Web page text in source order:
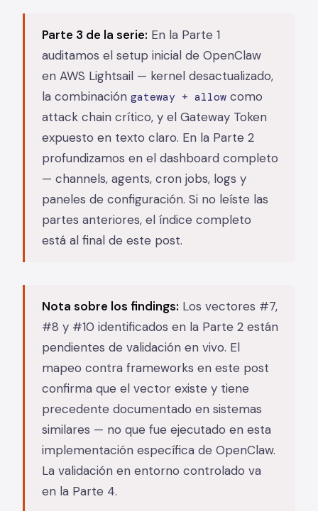
Parte 3 de la serie: En la Parte 1
auditamos el setup inicial de OpenClaw
en AWS Lightsail — kernel desactualizado,
la combinación gateway + allow como
attack chain crítico, y el Gateway Token
expuesto en texto claro. En la Parte 2
profundizamos en el dashboard completo
— channels, agents, cron jobs, logs y
paneles de configuración. Si no leíste las
partes anteriores, el índice completo
está al final de este post.
Nota sobre los findings: Los vectores #7,
#8 y #10 identificados en la Parte 2 están
pendientes de validación en vivo. El
mapeo contra frameworks en este post
confirma que el vector existe y tiene
precedente documentado en sistemas
similares — no que fue ejecutado en esta
implementación específica de OpenClaw.
La validación en entorno controlado va
en la Parte 4.